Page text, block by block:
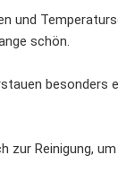
und
schön.
besonders
zur Reinigung,